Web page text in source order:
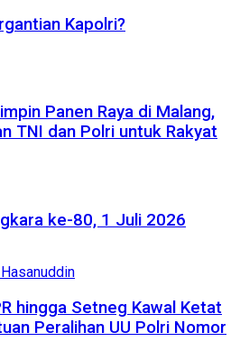
Kapolri?
Panen Raya di Malang,
TNI dan Polri untuk Rakyat
ke-80, 1 Juli 2026
hingga Setneg Kawal Ketat
Peralihan UU Polri Nomor